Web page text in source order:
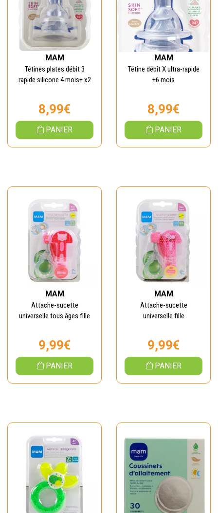
MAM
Tétines plates débit 3
rapide silicone 4 mois+ x2
8,99€
PANIER
MAM
Tétine débit X ultra-rapide
+6 mois
8,99€
PANIER
MAM
Attache-sucette
universelle tous âges fille
9,99€
PANIER
MAM
Attache-sucette
universelle fille
9,99€
PANIER